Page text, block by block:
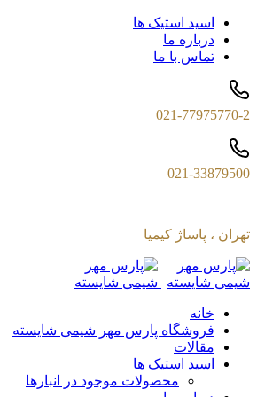
اسید استیک ها
درباره ما
تماس با ما
021-77975770-2
021-33879500
تهران ، پاساژ کیمیا
خانه
فروشگاه پارس مهر شیمی شایسته
مقالات
اسید استیک ها
محصولات موجود در انبارها